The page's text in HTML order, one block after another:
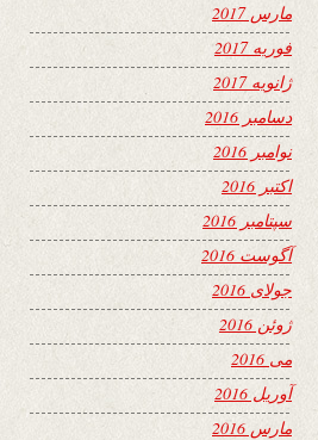
مارس 2017
فوریه 2017
ژانویه 2017
دسامبر 2016
نوامبر 2016
اکتبر 2016
سپتامبر 2016
آگوست 2016
جولای 2016
ژوئن 2016
می 2016
آوریل 2016
مارس 2016